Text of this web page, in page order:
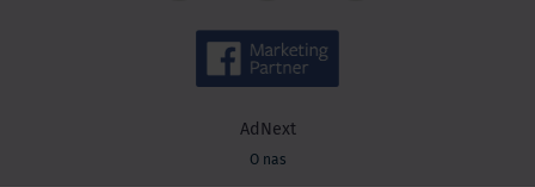
AdNext
O nas